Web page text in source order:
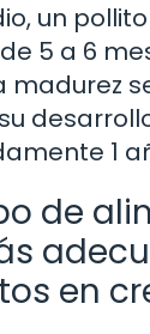
un
5 a 6
madurez
1
de
en